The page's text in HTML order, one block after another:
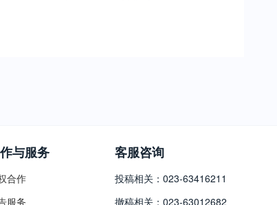
与服务
合作
服务
客服咨询
投稿相关：023-63416211
撤稿相关：023-63012682